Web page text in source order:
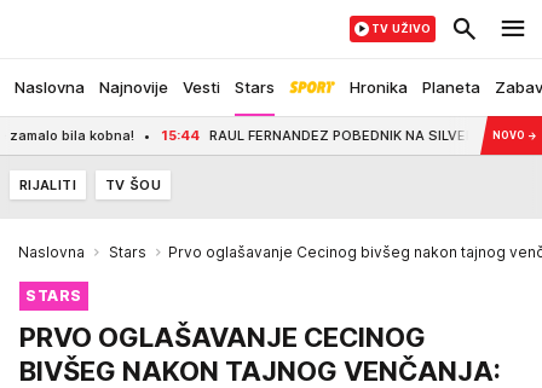
Naslovna Najnovije Vesti Stars Hronika Planeta
TV UŽIVO
15:44 RAUL FERNANDEZ POBEDNIK NA SILVERSTONU: Martin drugi,
NOVO →
RIJALITI TV ŠOU
Naslovna Stars Prvo oglašavanje Cecinog bivšeg nakon tajnog
STARS
PRVO OGLAŠAVANJE CECINOG
BIVŠEG NAKON TAJNOG VENČANJA: